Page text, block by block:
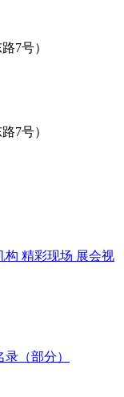
7号）
7号）
构 精彩现场 展会视
录（部分）